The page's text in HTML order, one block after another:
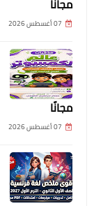
مجانًا
07 أغسطس 2026
مجانًا
07 أغسطس 2026